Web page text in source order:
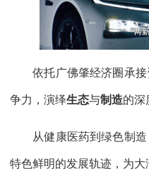
依托广佛肇经济圈承接
争力，演绎生态与制造的深
从健康医药到绿色制造
特色鲜明的发展轨迹，为大